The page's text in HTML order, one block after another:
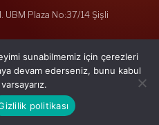
UBM Plaza No:37/14 Şişli
sunabilmemiz için çerezleri
devam ederseniz, bunu kabul
politikası